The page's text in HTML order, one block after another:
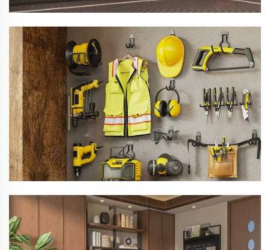
Serie Quad